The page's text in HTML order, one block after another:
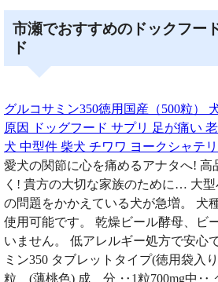
市瀬でおすすめのドックフー
ド
グルコサミン350徳用国産（500粒）
原因 ドッグフード サプリ 足が痛い
犬 中型件 柴犬 チワワ ヨークシャテ
愛犬の関節に心を痛めるアナタへ! 高
く! 貴方の大切な家族のために… 大
の問題をかかえている犬が急増。 犬
使用可能です。 乾燥ビール酵母、ビ
いません。 低アレルギー処方で安心
ミン350 タブレットタイプ(徳用袋入
粒 (薄桃色) 成 分 ‥1粒700mg中‥